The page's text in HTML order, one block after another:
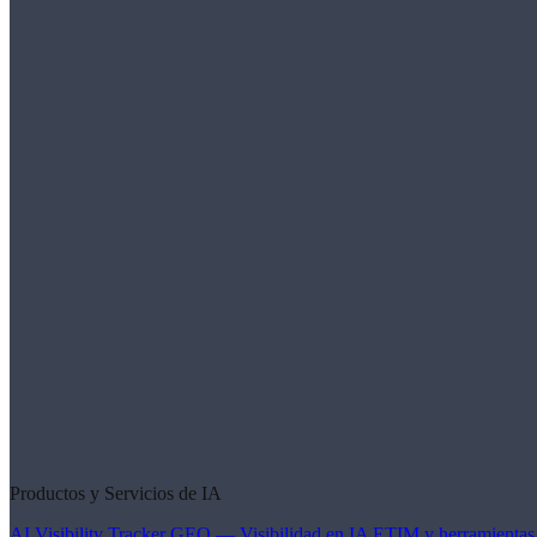
Productos y Servicios de IA